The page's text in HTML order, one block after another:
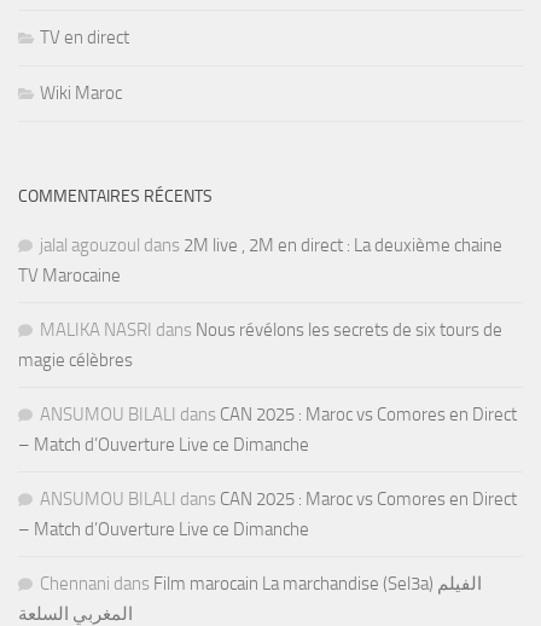
TV en direct
Wiki Maroc
COMMENTAIRES RÉCENTS
jalal agouzoul dans 2M live , 2M en direct : La deuxième chaine
TV Marocaine
MALIKA NASRI dans Nous révélons les secrets de six tours de
magie célèbres
ANSUMOU BILALI dans CAN 2025 : Maroc vs Comores en Direct
– Match d’Ouverture Live ce Dimanche
ANSUMOU BILALI dans CAN 2025 : Maroc vs Comores en Direct
– Match d’Ouverture Live ce Dimanche
Chennani dans Film marocain La marchandise (Sel3a) الفيلم
المغربي السلعة